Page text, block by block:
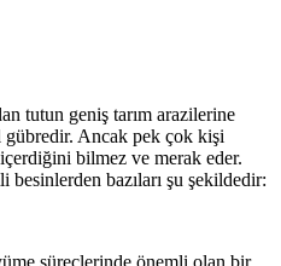
tutun geniş tarım arazilerine
gübredir. Ancak pek çok kişi
bilmez ve merak eder.
bazıları şu şekildedir:
süreçlerinde önemli olan bir